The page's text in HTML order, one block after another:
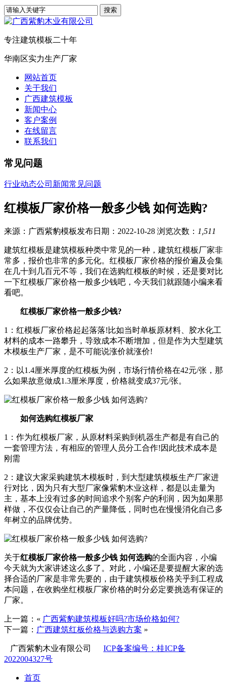
专注建筑模板二十年
华南区实力生产厂家
网站首页
关于我们
广西建筑模板
新闻中心
客户案例
在线留言
联系我们
常见问题
行业动态公司新闻常见问题
红模板厂家价格一般多少钱 如何选购?
来源：广西紫豹模板发布日期：2022-10-28 浏览次数： 1,511
建筑红模板是建筑模板种类中常见的一种，建筑红模板厂家非
常多，报价也非常的多元化。红模板厂家价格的报价遍及会集
在几十到几百元不等，我们在选购红模板的时候，还是要对比
一下红模板厂家价格一般多少钱吧，今天我们就跟随小编来看
看吧。
红模板厂家价格一般多少钱?
1：红模板厂家价格起起落落!比如当时单板原材料、胶水化工
材料的成本一路攀升，导致成本不断增加，但是作为大型建筑
木模板生产厂家，是不可能说涨价就涨价!
2：以1.4厘米厚度的红模板为例，市场行情价格在42元/张，那
么如果故意做成1.3厘米厚度，价格就变成37元/张。
如何选购红模板厂家
1：作为红模板厂家，从原材料采购到机器生产都是有自己的
一套管理方法，有相应的管理人员分工合作!因此技术成本是
刚需
2：建议大家采购建筑木模板时，到大型建筑模板生产厂家进
行对比，因为只有大型厂家像紫豹木业这样，都是以走量为
主，基本上没有过多的时间追求个别客户的利润，因为如果那
样做，不仅仅会让自己的产量降低，同时也在慢慢消化自己多
年树立的品牌优势。
关于红模板厂家价格一般多少钱 如何选购的全面内容，小编
今天就为大家讲述这么多了。对此，小编还是要提醒大家的选
择合适的厂家是非常先要的，由于建筑模板价格关乎到工程成
本问题，在收购坐红模板厂家价格的时分必定要挑选有保证的
厂家。
上一篇：« 广西紫豹建筑模板好吗?市场价格如何?
下一篇： 广西建筑红板价格与选购方案 »
广西紫豹木业有限公司 ICP备案编号：桂ICP备
2022004327号
首页